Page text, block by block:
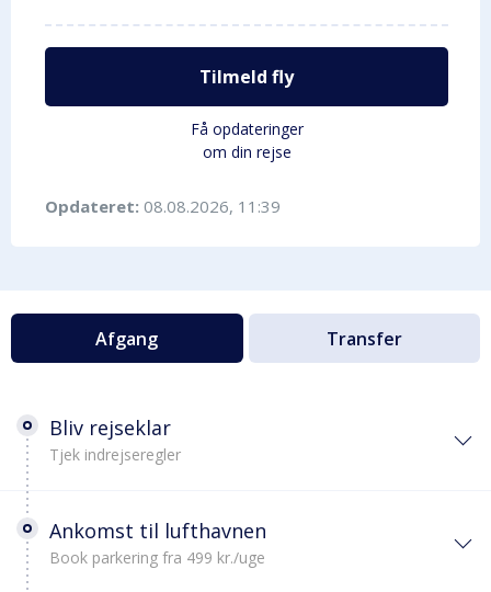
Tilmeld fly
Få opdateringer
om din rejse
Opdateret: 08.08.2026, 11:39
Afgang Transfer
Bliv rejseklar
Tjek indrejseregler
Ankomst til lufthavnen
Book parkering fra 499 kr./uge